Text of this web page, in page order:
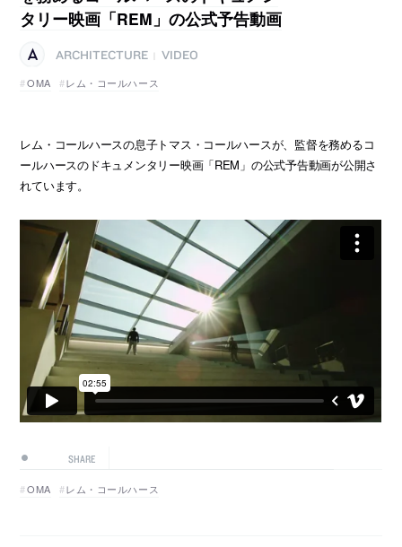
タリー映画「REM」の公式予告動画
ARCHITECTURE
VIDEO
OMA
レム・コールハース
レム・コールハースの息子トマス・コールハースが、監督を務めるコ
ールハースのドキュメンタリー映画「REM」の公式予告動画が公開さ
れています。
SHARE
OMA レム・コールハース